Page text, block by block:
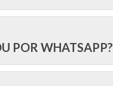
POR WHATSAPP?